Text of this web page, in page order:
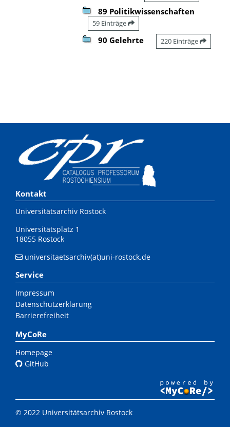
89 Politikwissenschaften
59 Einträge
90 Gelehrte 220 Einträge
Kontakt
Universitätsarchiv Rostock
Universitätsplatz 1
18055 Rostock
universitaetsarchiv(at)uni-rostock.de
Service
Impressum
Datenschutzerklärung
Barrierefreiheit
MyCoRe
Homepage
GitHub
© 2022 Universitätsarchiv Rostock